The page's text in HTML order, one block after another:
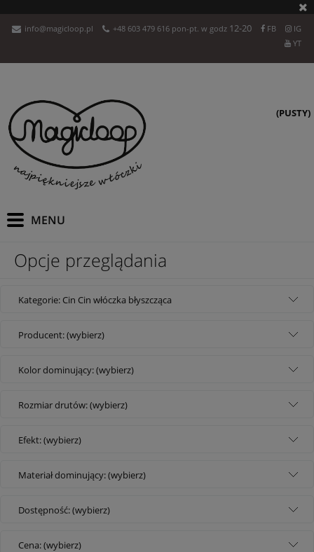
info@magicloop.pl +48 603 479 616 pon-pt. w godz 12-20 FB
IG
YT
(PUSTY)
Opcje przeglądania
Kategorie: Cin Cin włóczka błyszcząca
Producent: (wybierz)
Kolor dominujący: (wybierz)
Rozmiar drutów: (wybierz)
Efekt: (wybierz)
Materiał dominujący: (wybierz)
Dostępność: (wybierz)
Cena: (wybierz)